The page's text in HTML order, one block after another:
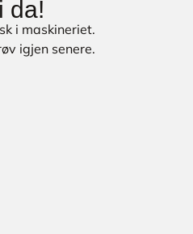
da!
i maskineriet.
igjen senere.